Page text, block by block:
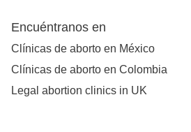
Encuéntranos en
Clínicas de aborto en México
Clínicas de aborto en Colombia
Legal abortion clinics in UK